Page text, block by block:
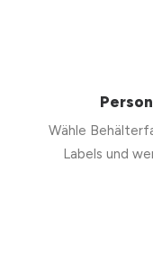
Wähle
Labels und